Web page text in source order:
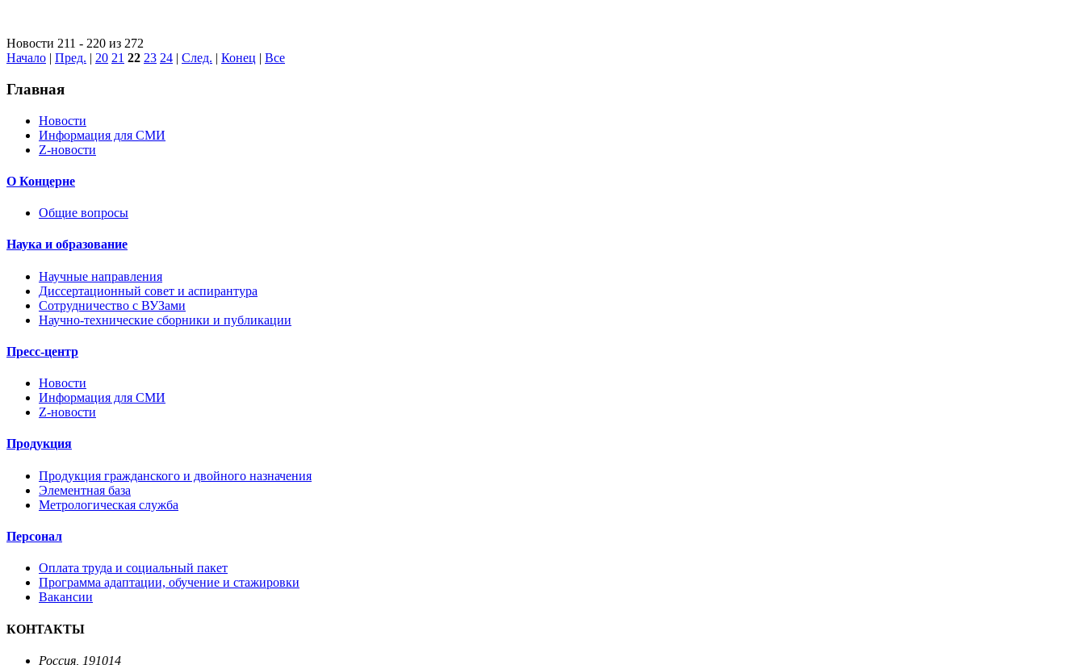
Новости 211 - 220 из 272
Начало | Пред. | 20 21 22 23 24 | След. | Конец | Все
Главная
Новости
Информация для СМИ
Z-новости
О Концерне
Общие вопросы
Наука и образование
Научные направления
Диссертационный совет и аспирантура
Сотрудничество с ВУЗами
Научно-технические сборники и публикации
Пресс-центр
Новости
Информация для СМИ
Z-новости
Продукция
Продукция гражданского и двойного назначения
Элементная база
Метрологическая служба
Персонал
Оплата труда и социальный пакет
Программа адаптации, обучение и стажировки
Вакансии
КОНТАКТЫ
Россия, 191014